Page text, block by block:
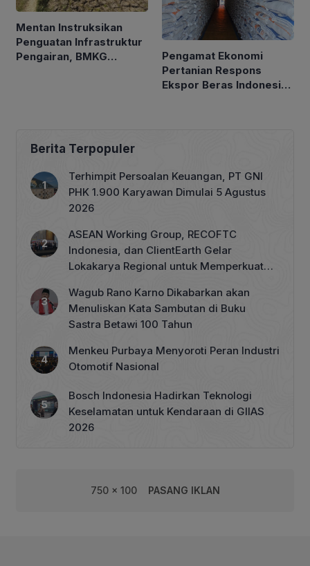
Mentan Instruksikan
Penguatan Infrastruktur
Pengairan, BMKG
Pengamat Ekonomi
Pertanian Respons
Ekspor Beras Indonesia
Berita Terpopuler
Terhimpit Persoalan Keuangan, PT GNI
PHK 1.900 Karyawan Dimulai 5 Agustus
2026
ASEAN Working Group, RECOFTC
Indonesia, dan ClientEarth Gelar
Lokakarya Regional untuk Memperkuat
Wagub Rano Karno Dikabarkan akan
Menuliskan Kata Sambutan di Buku
Sastra Betawi 100 Tahun
Menkeu Purbaya Menyoroti Peran Industri
Otomotif Nasional
Bosch Indonesia Hadirkan Teknologi
Keselamatan untuk Kendaraan di GIIAS
2026
750 x 100 PASANG IKLAN